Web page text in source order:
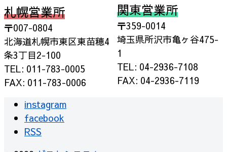
札幌営業所
〒007-0804
北海道札幌市東区東苗穂4
条3丁目2-100
TEL: 011-783-0005
FAX: 011-783-0006
関東営業所
〒359-0014
埼玉県所沢市亀ヶ谷475-
1
TEL: 04-2936-7108
FAX: 04-2936-7119
instagram
facebook
RSS